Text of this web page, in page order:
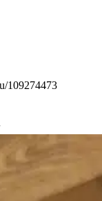
109274473